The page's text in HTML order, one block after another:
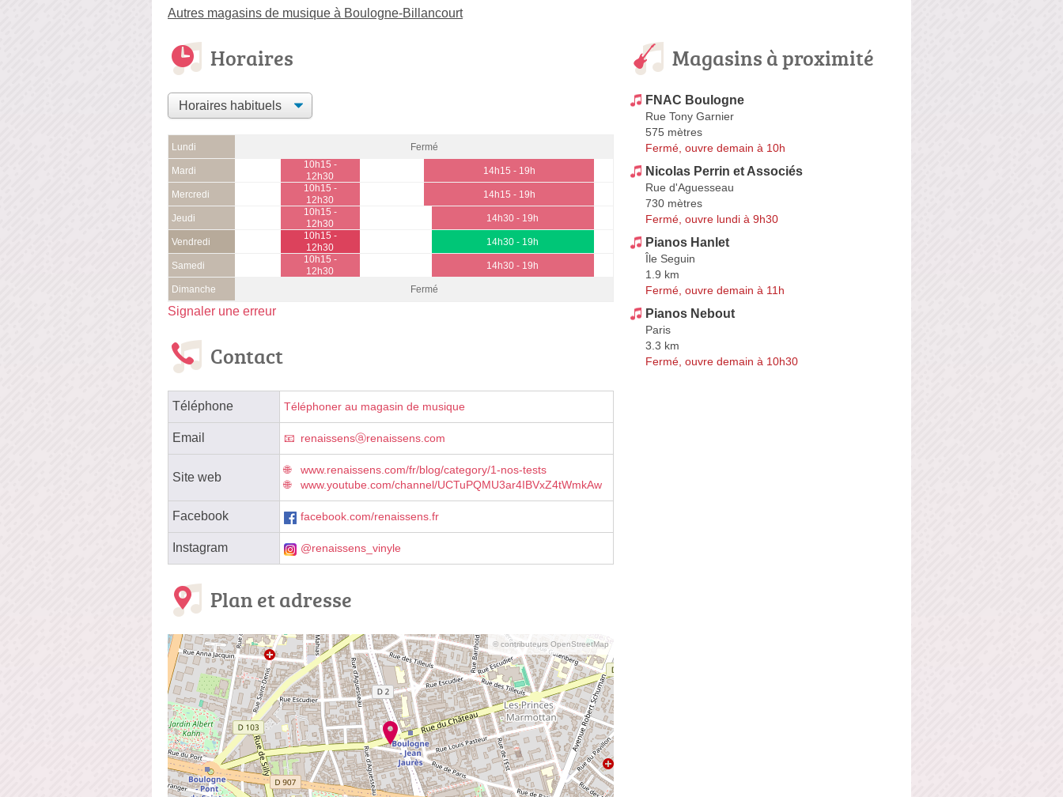
Autres magasins de musique à Boulogne-Billancourt
Horaires
Lundi Fermé
Mardi
10h15 -
12h30
14h15 - 19h
Mercredi
10h15 -
12h30
14h15 - 19h
Jeudi
10h15 -
12h30
14h30 - 19h
Vendredi
10h15 -
12h30
14h30 - 19h
Samedi
10h15 -
12h30
14h30 - 19h
Dimanche Fermé
Signaler une erreur
Contact
Téléphone Téléphoner au magasin de musique
Email renaissensⓐrenaissens.com
Site web
www.renaissens.com/fr/blog/category/1-nos-tests
www.youtube.com/channel/UCTuPQMU3ar4IBVxZ4tWmkAw
Facebook facebook.com/renaissens.fr
Instagram @renaissens_vinyle
Plan et adresse
© contributeurs OpenStreetMap
Magasins à proximité
FNAC Boulogne
Rue Tony Garnier
575 mètres
Fermé, ouvre demain à 10h
Nicolas Perrin et Associés
Rue d'Aguesseau
730 mètres
Fermé, ouvre lundi à 9h30
Pianos Hanlet
Île Seguin
1.9 km
Fermé, ouvre demain à 11h
Pianos Nebout
Paris
3.3 km
Fermé, ouvre demain à 10h30